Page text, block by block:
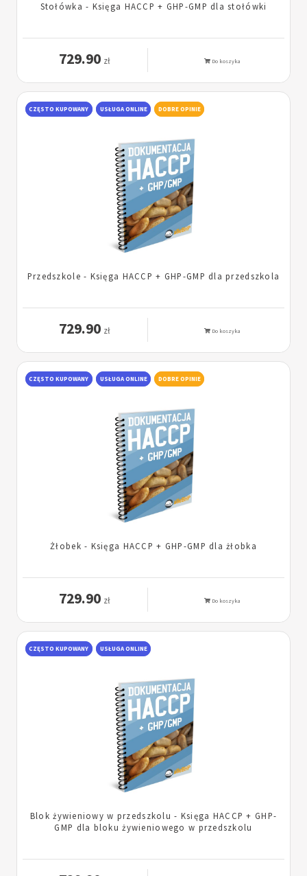
Stołówka - Księga HACCP + GHP-GMP dla stołówki
729.90 zł Do koszyka
CZĘSTO KUPOWANY USŁUGA ONLINE DOBRE OPINIE
Przedszkole - Księga HACCP + GHP-GMP dla przedszkola
729.90 zł Do koszyka
CZĘSTO KUPOWANY USŁUGA ONLINE DOBRE OPINIE
Żłobek - Księga HACCP + GHP-GMP dla żłobka
729.90 zł Do koszyka
CZĘSTO KUPOWANY USŁUGA ONLINE
Blok żywieniowy w przedszkolu - Księga HACCP + GHP-
GMP dla bloku żywieniowego w przedszkolu